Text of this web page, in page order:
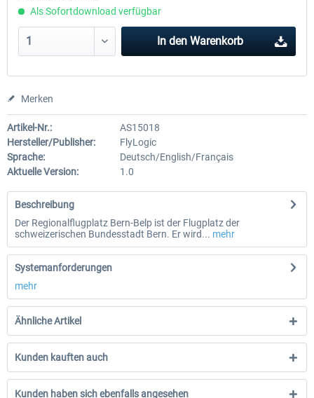
Als Sofortdownload verfügbar
In den Warenkorb
Merken
Artikel-Nr.:
AS15018
Hersteller/Publisher:
FlyLogic
Sprache:
Deutsch/English/Français
Aktuelle Version:
1.0
Beschreibung
Der Regionalflugplatz Bern-Belp ist der Flugplatz der
schweizerischen Bundesstadt Bern. Er wird... mehr
Systemanforderungen
mehr
Ähnliche Artikel
Kunden kauften auch
Kunden haben sich ebenfalls angesehen